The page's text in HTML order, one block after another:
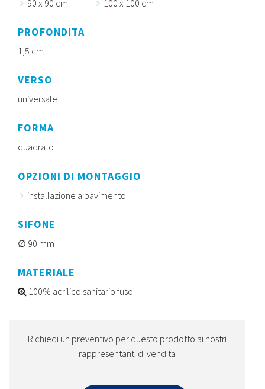
90 x 90 cm 100 x 100 cm
PROFONDITA
1,5 cm
VERSO
universale
FORMA
quadrato
OPZIONI DI MONTAGGIO
installazione a pavimento
SIFONE
90 mm
MATERIALE
100% acrilico sanitario fuso
Richiedi un preventivo per questo prodotto ai nostri
rappresentanti di vendita